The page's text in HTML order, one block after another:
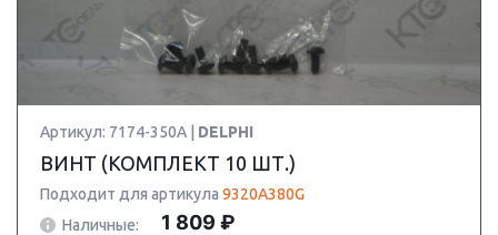
Артикул: 7174-350A | DELPHI
ВИНТ (КОМПЛЕКТ 10 ШТ.)
Подходит для артикула 9320A380G
Наличные:
1 809 ₽